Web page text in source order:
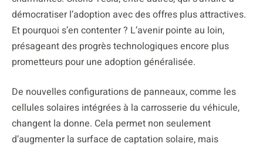
démocratiser l’adoption avec des offres plus attractives.
Et pourquoi s’en contenter ? L’avenir pointe au loin,
présageant des progrès technologiques encore plus
prometteurs pour une adoption généralisée.
De nouvelles configurations de panneaux, comme les
cellules solaires intégrées à la carrosserie du véhicule,
changent la donne. Cela permet non seulement
d’augmenter la surface de captation solaire, mais